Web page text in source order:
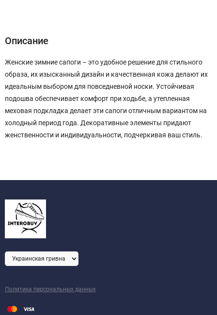
Описание
Женские зимние сапоги – это удобное решение для стильного
образа, их изысканный дизайн и качественная кожа делают их
идеальным выбором для повседневной носки. Устойчивая
подошва обеспечивает комфорт при ходьбе, а утепленная
меховая подкладка делает эти сапоги отличным вариантом на
холодный период года. Декоративные элементы придают
женственности и индивидуальности, подчеркивая ваш стиль.
Политика персональных данных